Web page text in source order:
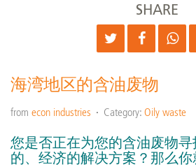
SHARE
海湾地区的含油废物
from econ industries Category: Oily waste
您是否正在为您的含油废物
的、经济的解决方案？那么你